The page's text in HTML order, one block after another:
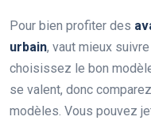
Pour bien profiter des
urbain, vaut mieux
choisissez le bon
se valent, donc
modèles. Vous pouvez